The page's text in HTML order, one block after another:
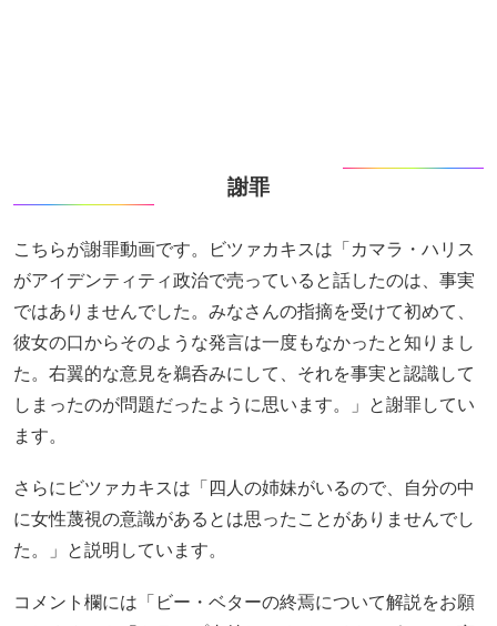
謝罪
こちらが謝罪動画です。ビツァカキスは「カマラ・ハリス
がアイデンティティ政治で売っていると話したのは、事実
ではありませんでした。みなさんの指摘を受けて初めて、
彼女の口からそのような発言は一度もなかったと知りまし
た。右翼的な意見を鵜呑みにして、それを事実と認識して
しまったのが問題だったように思います。」と謝罪してい
ます。
さらにビツァカキスは「四人の姉妹がいるので、自分の中
に女性蔑視の意識があるとは思ったことがありませんでし
た。」と説明しています。
コメント欄には「ビー・ベターの終焉について解説をお願